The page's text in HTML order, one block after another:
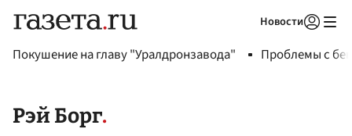
Новости
Покушение на главу "Уралдронзавода" Проблемы с
Рэй Борг